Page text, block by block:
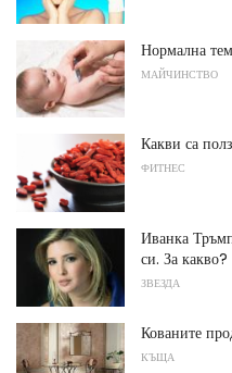
Нормална
МАЙЧИНСТВО
Какви са
ФИТНЕС
Иванка
си. За какво?
ЗВЕЗДА
Кованите
КЪЩА